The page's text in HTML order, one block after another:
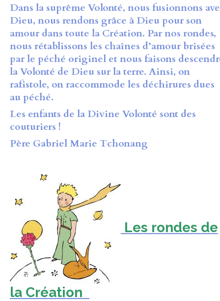
Dans la suprême Volonté, nous fusionnons
Dieu, nous rendons grâce à Dieu pour son
amour dans toute la Création. Par nos rondes,
nous rétablissons les chaînes d’amour brisées
par le péché originel et nous faisons
la Volonté de Dieu sur la terre. Ainsi, on
rafistole, on raccommode les déchirures dues
au péché.
Les enfants de la Divine Volonté sont des
couturiers !
Père Gabriel Marie Tchonang
Les rondes de
la Création